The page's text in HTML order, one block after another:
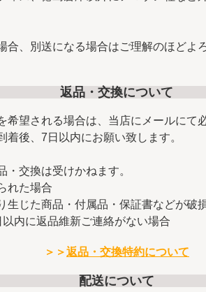
合、別送になる場合はご理解のほどよ
返品・交換について
希望される場合は、当店にメールにて
着後、7日以内にお願い致します。
・交換は受けかねます。
れた場合
生じた商品・付属品・保証書などが破
以内に返品維新ご連絡がない場合
＞＞返品・交換特約について
配送について